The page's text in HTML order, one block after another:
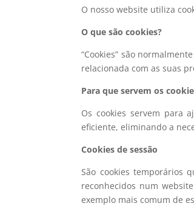
O nosso website utiliza
O que são cookies?
“Cookies” são
relacionada com as suas
Para que servem os
Os cookies servem para
eficiente, eliminando a
Cookies de sessão
São cookies temporários
reconhecidos num
exemplo mais comum de